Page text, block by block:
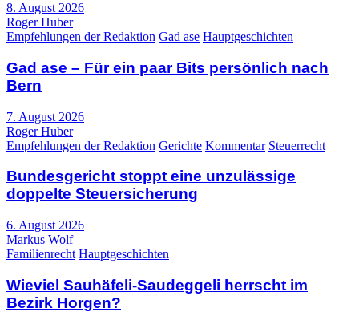
8. August 2026
Roger Huber
Empfehlungen der Redaktion Gad ase Hauptgeschichten
Gad ase – Für ein paar Bits persönlich nach
Bern
7. August 2026
Roger Huber
Empfehlungen der Redaktion Gerichte Kommentar Steuerrecht
Bundesgericht stoppt eine unzulässige
doppelte Steuersicherung
6. August 2026
Markus Wolf
Familienrecht Hauptgeschichten
Wieviel Sauhäfeli-Saudeggeli herrscht im
Bezirk Horgen?